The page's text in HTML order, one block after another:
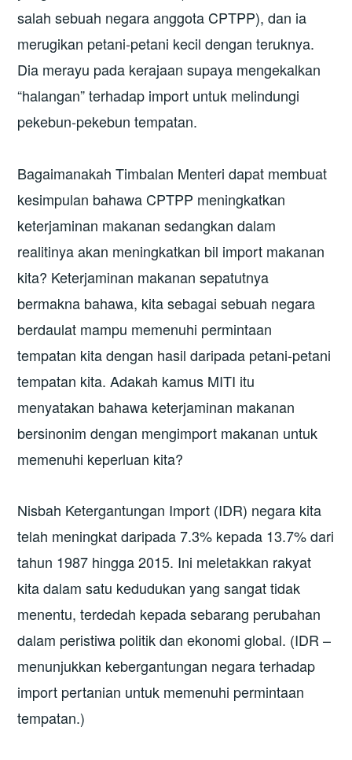
salah sebuah negara anggota CPTPP), dan ia
merugikan petani-petani kecil dengan teruknya.
Dia merayu pada kerajaan supaya mengekalkan
“halangan” terhadap import untuk melindungi
pekebun-pekebun tempatan.
Bagaimanakah Timbalan Menteri dapat membuat
kesimpulan bahawa CPTPP meningkatkan
keterjaminan makanan sedangkan dalam
realitinya akan meningkatkan bil import makanan
kita? Keterjaminan makanan sepatutnya
bermakna bahawa, kita sebagai sebuah negara
berdaulat mampu memenuhi permintaan
tempatan kita dengan hasil daripada petani-petani
tempatan kita. Adakah kamus MITI itu
menyatakan bahawa keterjaminan makanan
bersinonim dengan mengimport makanan untuk
memenuhi keperluan kita?
Nisbah Ketergantungan Import (IDR) negara kita
telah meningkat daripada 7.3% kepada 13.7% dari
tahun 1987 hingga 2015. Ini meletakkan rakyat
kita dalam satu kedudukan yang sangat tidak
menentu, terdedah kepada sebarang perubahan
dalam peristiwa politik dan ekonomi global. (IDR –
menunjukkan kebergantungan negara terhadap
import pertanian untuk memenuhi permintaan
tempatan.)